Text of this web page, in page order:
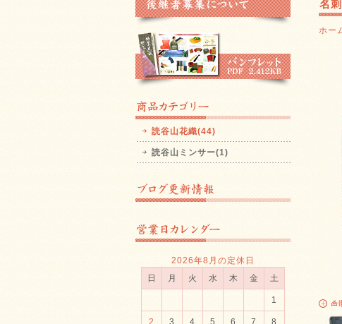
名
ホー
読谷山花織(44)
読谷山ミンサー(1)
2026年8月の定休日
日
月 火 水 木 金 土
1
2 3 4 5 6 7 8